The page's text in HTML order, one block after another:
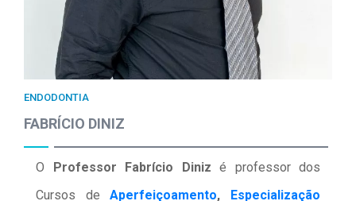
ENDODONTIA
FABRÍCIO DINIZ
O Professor Fabrício Diniz é professor dos
Cursos deAperfeiçoamento, Especialização